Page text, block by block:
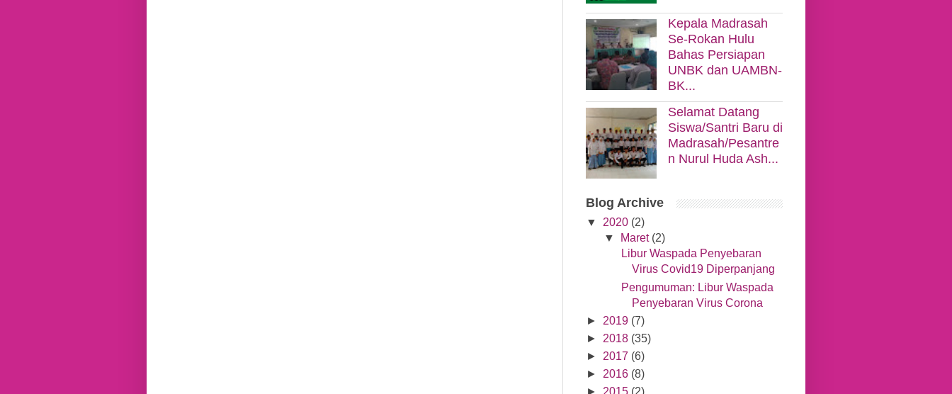
Kepala Madrasah
Se-Rokan Hulu
Bahas Persiapan
UNBK dan UAMBN-
BK...
Selamat Datang
Siswa/Santri Baru di
Madrasah/Pesantre
n Nurul Huda Ash...
Blog Archive
▼ 2020 (2)
▼
Maret(2)
Libur Waspada Penyebaran
Virus Covid19 Diperpanjang
Pengumuman: Libur Waspada
Penyebaran Virus Corona
►
2019 (7)
►
2018 (35)
►
2017 (6)
►
2016 (8)